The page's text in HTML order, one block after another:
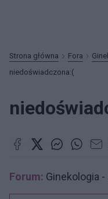
Strona główna Fora
niedoświadczona:(
Forum: Ginekologia